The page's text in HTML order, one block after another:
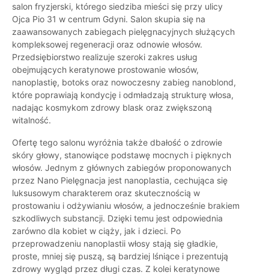
salon fryzjerski, którego siedziba mieści się przy ulicy
Ojca Pio 31 w centrum Gdyni. Salon skupia się na
zaawansowanych zabiegach pielęgnacyjnych służących
kompleksowej regeneracji oraz odnowie włosów.
Przedsiębiorstwo realizuje szeroki zakres usług
obejmujących keratynowe prostowanie włosów,
nanoplastię, botoks oraz nowoczesny zabieg nanoblond,
które poprawiają kondycję i odmładzają strukturę włosa,
nadając kosmykom zdrowy blask oraz zwiększoną
witalność.
Ofertę tego salonu wyróżnia także dbałość o zdrowie
skóry głowy, stanowiące podstawę mocnych i pięknych
włosów. Jednym z głównych zabiegów proponowanych
przez Nano Pielęgnacja jest nanoplastia, cechująca się
luksusowym charakterem oraz skutecznością w
prostowaniu i odżywianiu włosów, a jednocześnie brakiem
szkodliwych substancji. Dzięki temu jest odpowiednia
zarówno dla kobiet w ciąży, jak i dzieci. Po
przeprowadzeniu nanoplastii włosy stają się gładkie,
proste, mniej się puszą, są bardziej lśniące i prezentują
zdrowy wygląd przez długi czas. Z kolei keratynowe